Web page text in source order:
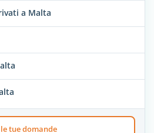
a Malta
tue domande